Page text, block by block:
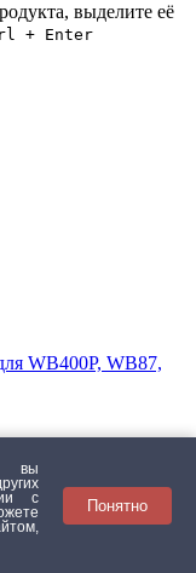
выделите её
+ Enter
WB400P, WB87,
вы
с
Понятно